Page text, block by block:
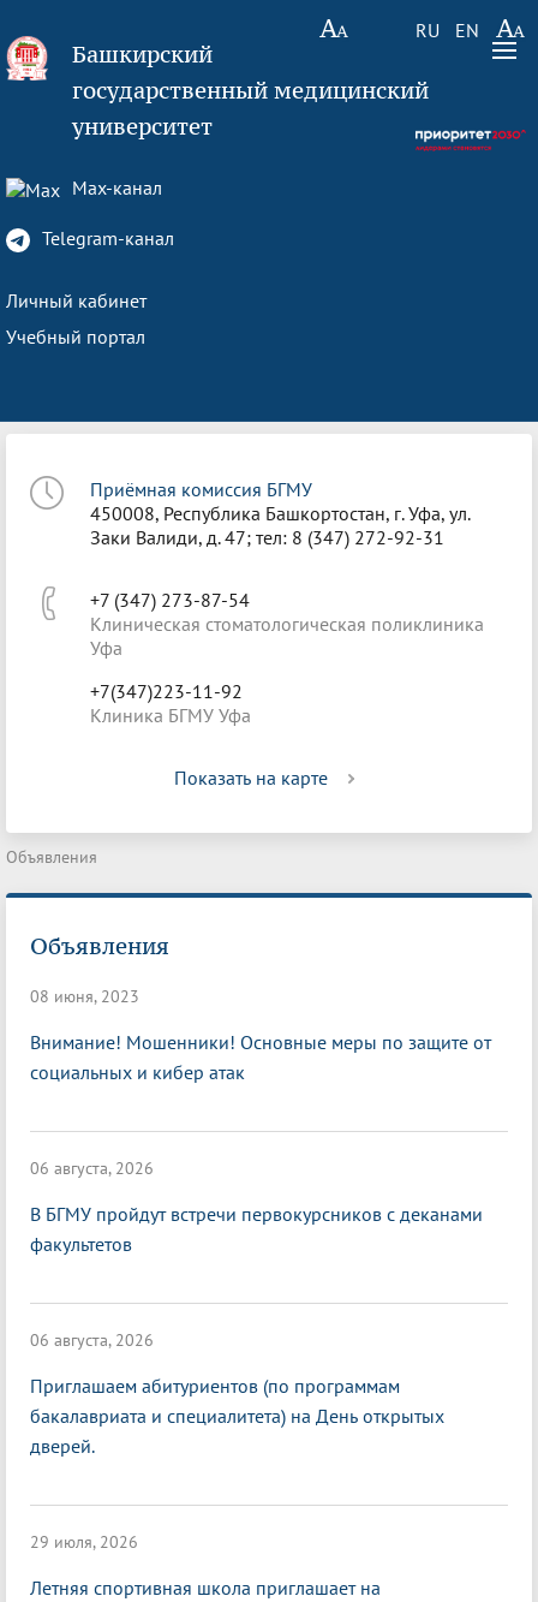
RU EN
Башкирский
государственный медицинский
университет
Max-канал
Telegram-канал
Личный кабинет
Учебный портал
Приёмная комиссия БГМУ
450008, Республика Башкортостан, г. Уфа, ул.
Заки Валиди, д. 47; тел: 8 (347) 272-92-31
+7 (347) 273-87-54
Клиническая стоматологическая поликлиника
Уфа
+7(347)223-11-92
Клиника БГМУ Уфа
Показать на карте
Объявления
Объявления
08 июня, 2023
Внимание! Мошенники! Основные меры по защите от
социальных и кибер атак
06 августа, 2026
В БГМУ пройдут встречи первокурсников с деканами
факультетов
06 августа, 2026
Приглашаем абитуриентов (по программам
бакалавриата и специалитета) на День открытых
дверей.
29 июля, 2026
Летняя спортивная школа приглашает на